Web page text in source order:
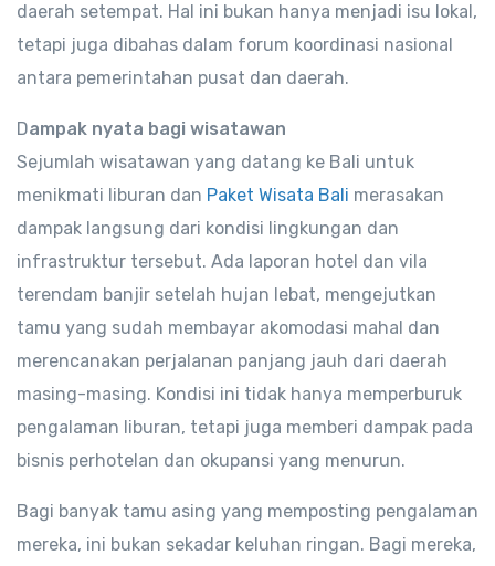
daerah setempat. Hal ini bukan hanya menjadi isu lokal,
tetapi juga dibahas dalam forum koordinasi nasional
antara pemerintahan pusat dan daerah.
Dampak nyata bagi wisatawan
Sejumlah wisatawan yang datang ke Bali untuk
menikmati liburan dan Paket Wisata Bali merasakan
dampak langsung dari kondisi lingkungan dan
infrastruktur tersebut. Ada laporan hotel dan vila
terendam banjir setelah hujan lebat, mengejutkan
tamu yang sudah membayar akomodasi mahal dan
merencanakan perjalanan panjang jauh dari daerah
masing-masing. Kondisi ini tidak hanya memperburuk
pengalaman liburan, tetapi juga memberi dampak pada
bisnis perhotelan dan okupansi yang menurun.
Bagi banyak tamu asing yang memposting pengalaman
mereka, ini bukan sekadar keluhan ringan. Bagi mereka,